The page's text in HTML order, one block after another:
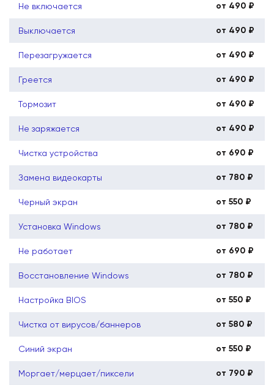
Не включается от 490 ₽
Выключается от 490 ₽
Перезагружается от 490 ₽
Греется от 490 ₽
Тормозит от 490 ₽
Не заряжается от 490 ₽
Чистка устройства от 690 ₽
Замена видеокарты от 780 ₽
Черный экран от 550 ₽
Установка Windows от 780 ₽
Не работает от 690 ₽
Восстановление Windows от 780 ₽
Настройка BIOS от 550 ₽
Чистка от вирусов/баннеров от 580 ₽
Синий экран от 550 ₽
Моргает/мерцает/пиксели от 790 ₽